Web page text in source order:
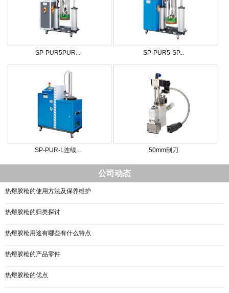
SP-PUR5PUR... SP-PUR5-SP...
SP-PUR-L连续... 50mm刮刀
公司动态
热熔胶枪的使用方法及保养维护
热熔胶枪的归类探讨
热熔胶枪用途有哪些有什么特点
热熔胶枪的产品零件
热熔胶枪的优点